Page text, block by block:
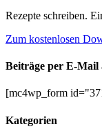
Rezepte schreiben.
Zum kostenlosen
Beiträge per E-Mail
[mc4wp_form
Kategorien